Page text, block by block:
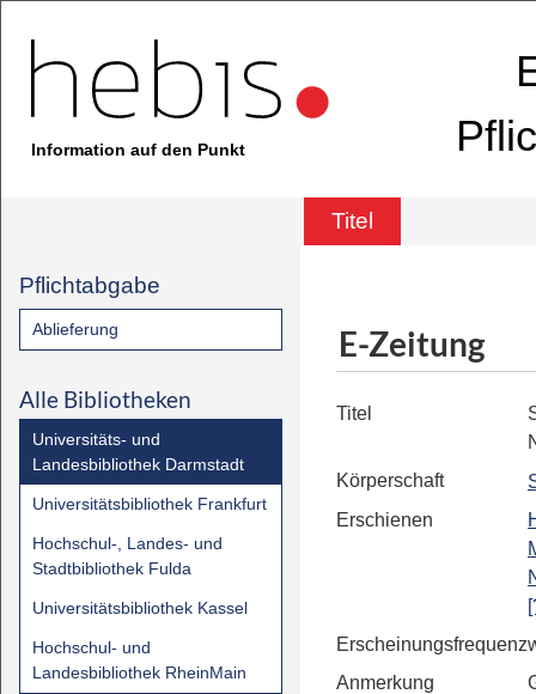
Information auf den Punkt
Titel
Pflichtabgabe
Ablieferung
Alle Bibliotheken
Universitäts- und
Landesbibliothek Darmstadt
Universitätsbibliothek Frankfurt
Hochschul-, Landes- und
Stadtbibliothek Fulda
Universitätsbibliothek Kassel
Hochschul- und
Landesbibliothek RheinMain
E-Zeitung
Titel
Körperschaft
Erschienen
Erscheinungsfrequenz
Anmerkung